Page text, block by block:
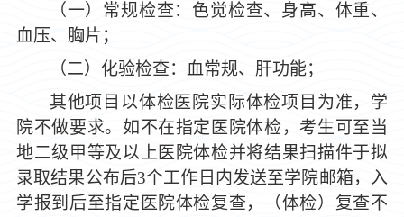
（一）常规检查：色觉检查、身高、体重、
血压、胸片；
（二）化验检查：血常规、肝功能；
其他项目以体检医院实际体检项目为准，学
院不做要求。如不在指定医院体检，考生可至当
地二级甲等及以上医院体检并将结果扫描件于拟
录取结果公布后3个工作日内发送至学院邮箱，入
学报到后至指定医院体检复查，（体检）复查不